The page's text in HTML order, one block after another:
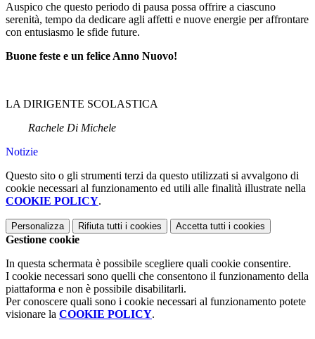
Auspico che questo periodo di pausa possa offrire a ciascuno
serenità, tempo da dedicare agli affetti e nuove energie per affrontare
con entusiasmo le sfide future.
Buone feste e un felice Anno Nuovo!
LA DIRIGENTE SCOLASTICA
Rachele Di Michele
Notizie
Questo sito o gli strumenti terzi da questo utilizzati si avvalgono di
cookie necessari al funzionamento ed utili alle finalità illustrate nella
COOKIE POLICY.
Personalizza Rifiuta tutti i cookies Accetta tutti i cookies
Gestione cookie
In questa schermata è possibile scegliere quali cookie consentire.
I cookie necessari sono quelli che consentono il funzionamento della
piattaforma e non è possibile disabilitarli.
Per conoscere quali sono i cookie necessari al funzionamento potete
visionare la COOKIE POLICY.